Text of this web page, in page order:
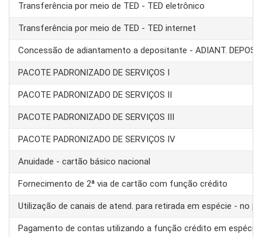
Transferência por meio de TED - TED eletrônico
Transferência por meio de TED - TED internet
Concessão de adiantamento a depositante - ADIANT.
PACOTE PADRONIZADO DE SERVIÇOS I
PACOTE PADRONIZADO DE SERVIÇOS II
PACOTE PADRONIZADO DE SERVIÇOS III
PACOTE PADRONIZADO DE SERVIÇOS IV
Anuidade - cartão básico nacional
Fornecimento de 2ª via de cartão com função crédito
Utilização de canais de atend. para retirada em espécie - no
Pagamento de contas utilizando a função crédito em espécie